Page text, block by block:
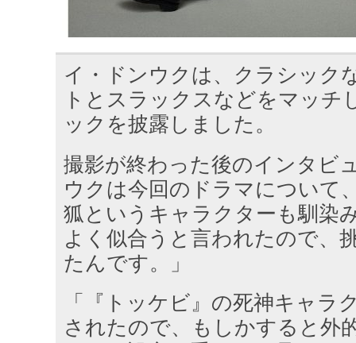
イ・ドンウクは、クラシック
トとスラックスなどをマッチ
ックを披露しました。
撮影が終わった後のインタビ
ウクは今回のドラマについて
狐というキャラクターも馴染
よく似合うと言われたので、
たんです。」
「『トッケビ』の死神キャラ
されたので、もしかすると外